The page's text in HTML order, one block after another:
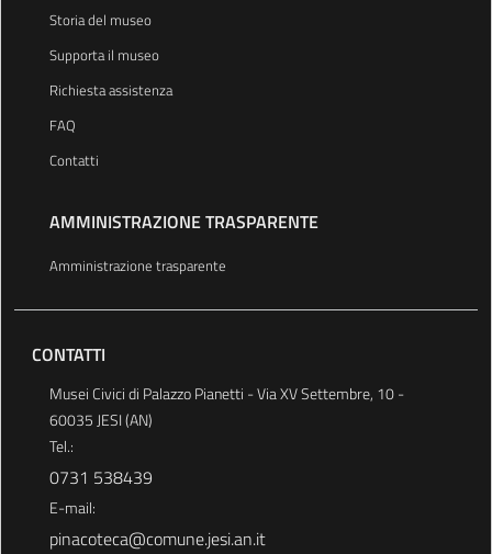
Storia del museo
Supporta il museo
Richiesta assistenza
FAQ
Contatti
AMMINISTRAZIONE TRASPARENTE
Amministrazione trasparente
CONTATTI
Musei Civici di Palazzo Pianetti - Via XV Settembre, 10 -
60035 JESI (AN)
Tel.:
0731 538439
E-mail:
pinacoteca@comune.jesi.an.it